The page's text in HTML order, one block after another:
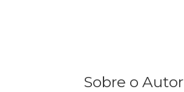
Sobre o Autor